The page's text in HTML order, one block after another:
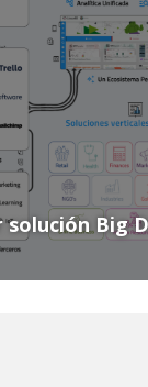
solución Big